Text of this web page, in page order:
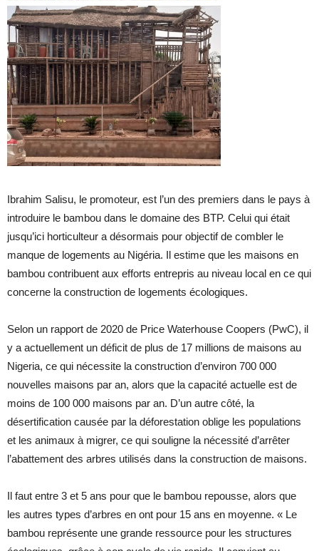
Ibrahim Salisu, le promoteur, est l’un des premiers dans le pays à
introduire le bambou dans le domaine des BTP. Celui qui était
jusqu’ici horticulteur a désormais pour objectif de combler le
manque de logements au Nigéria. Il estime que les maisons en
bambou contribuent aux efforts entrepris au niveau local en ce qui
concerne la construction de logements écologiques.
Selon un rapport de 2020 de Price Waterhouse Coopers (PwC), il
y a actuellement un déficit de plus de 17 millions de maisons au
Nigeria, ce qui nécessite la construction d’environ 700 000
nouvelles maisons par an, alors que la capacité actuelle est de
moins de 100 000 maisons par an. D’un autre côté, la
désertification causée par la déforestation oblige les populations
et les animaux à migrer, ce qui souligne la nécessité d’arrêter
l’abattement des arbres utilisés dans la construction de maisons.
Il faut entre 3 et 5 ans pour que le bambou repousse, alors que
les autres types d’arbres en ont pour 15 ans en moyenne. « Le
bambou représente une grande ressource pour les structures